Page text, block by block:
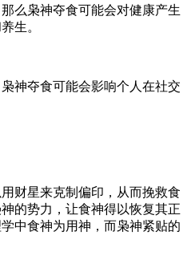
么枭神夺食可能会对健康产生
生。
神夺食可能会影响个人在社交
财星来克制偏印，从而挽救食
的势力，让食神得以恢复其正
中食神为用神，而枭神紧贴的